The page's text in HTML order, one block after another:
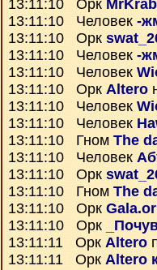
13:11:10 Орк
13:11:10 Человек -
13:11:10 Орк
13:11:10 Человек -
13:11:10 Человек
13:11:10 Орк Altero
13:11:10 Человек
13:11:10 Человек
13:11:10 Гном The
13:11:10 Человек
13:11:10 Орк
13:11:10 Гном The
13:11:10 Орк
13:11:10 Орк
13:11:11 Орк Altero
13:11:11 Орк Altero